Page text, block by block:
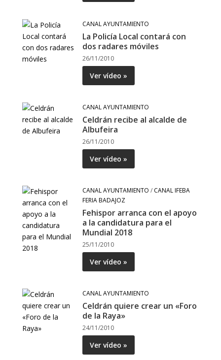
CANAL AYUNTAMIENTO
La Policía Local contará con
dos radares móviles
26/11/2010
Ver vídeo »
CANAL AYUNTAMIENTO
Celdrán recibe al alcalde de
Albufeira
26/11/2010
Ver vídeo »
CANAL AYUNTAMIENTO / CANAL IFEBA
FERIA BADAJOZ
Fehispor arranca con el apoyo
a la candidatura para el
Mundial 2018
25/11/2010
Ver vídeo »
CANAL AYUNTAMIENTO
Celdrán quiere crear un «Foro
de la Raya»
24/11/2010
Ver vídeo »